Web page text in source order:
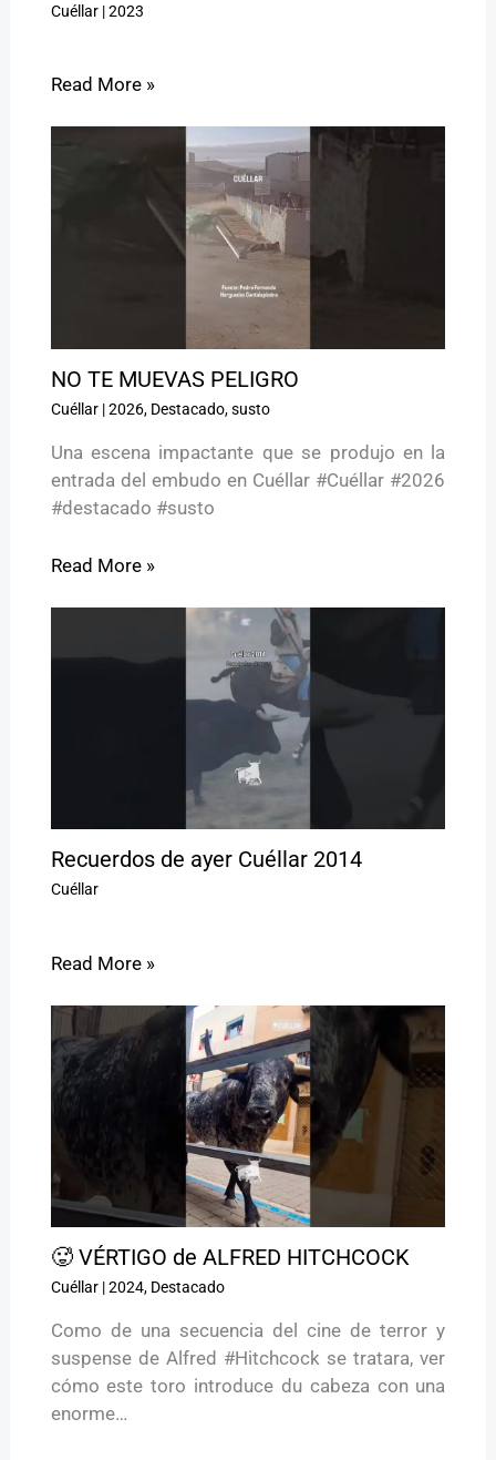
Cuéllar|2023
Read More »
NO TE MUEVAS PELIGRO ️
Cuéllar|2026, Destacado,susto
Una escena impactante que se produjo en la
entrada del embudo en Cuéllar #Cuéllar #2026
#destacado #susto
Read More »
Recuerdos de ayer Cuéllar 2014
Cuéllar
Read More »
🥵 VÉRTIGO de ALFRED HITCHCOCK
Cuéllar|2024, Destacado
Como de una secuencia del cine de terror y
suspense de Alfred #Hitchcock se tratara, ver
cómo este toro introduce du cabeza con una
enorme…